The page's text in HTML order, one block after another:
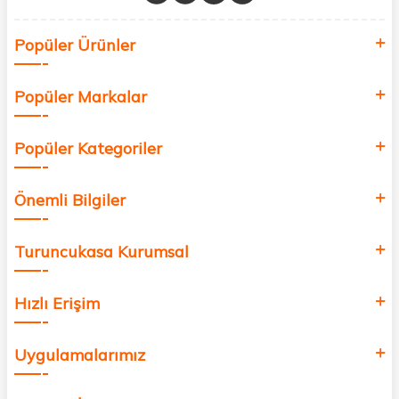
değer katmak için bize katılın!
Popüler Ürünler
Popüler Markalar
Popüler Kategoriler
Önemli Bilgiler
Turuncukasa Kurumsal
Hızlı Erişim
Uygulamalarımız